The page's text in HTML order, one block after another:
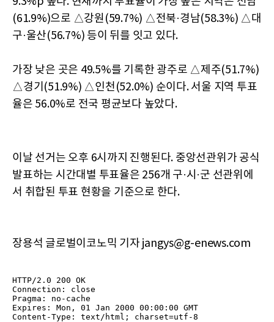
(61.9%)으로 △강원(59.7%) △전북·경남(58.3%) △대
구·울산(56.7%) 등이 뒤를 잇고 있다.
가장 낮은 곳은 49.5%를 기록한 광주로 △제주(51.7%)
△경기(51.9%) △인천(52.0%) 순이다. 서울 지역 투표
율은 56.0%로 전국 평균보다 높았다.
이날 선거는 오후 6시까지 진행된다. 중앙선관위가 공식
발표하는 시간대별 투표율은 256개 구·시·군 선관위에
서 취합된 투표 현황을 기준으로 한다.
장용석 글로벌이코노믹 기자 jangys@g-enews.com